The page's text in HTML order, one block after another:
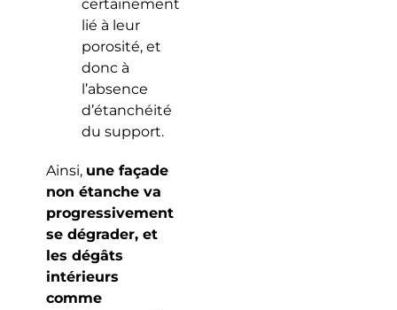
certainement
lié à leur
porosité, et
donc à
l’absence
d’étanchéité
du support.
Ainsi, une façade
non étanche va
progressivement
se dégrader, et
les dégâts
intérieurs
comme